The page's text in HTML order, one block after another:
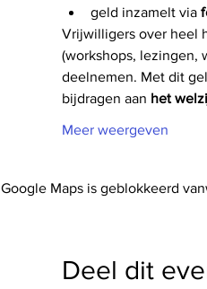
geld inzamelt via
Vrijwilligers over heel
(workshops, lezingen,
deelnemen. Met dit
bijdragen aan het
Meer weergeven
Google Maps is geblokkeerd
Deel dit